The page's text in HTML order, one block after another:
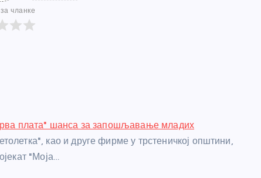
чланке
плата" шанса за запошљавање младих
као и друге фирме у трстеничкој општини,
"Моја…